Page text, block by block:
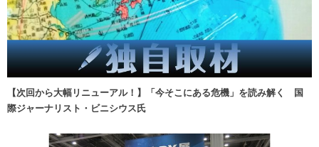
【次回から大幅リニューアル！】「今そこにある危機」を読み解く 国
際ジャーナリスト・ビニシウス氏